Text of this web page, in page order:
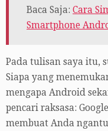
Baca Saja: Cara
Smartphone
Pada tulisan saya itu,
Siapa yang
mengapa Android
pencari raksasa:
membuat Anda